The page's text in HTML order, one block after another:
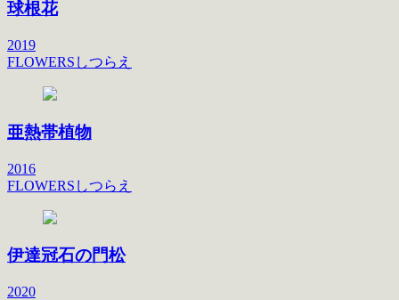
球根花
2019
FLOWERS しつらえ
亜熱帯植物
2016
FLOWERS しつらえ
伊達冠石の門松
2020